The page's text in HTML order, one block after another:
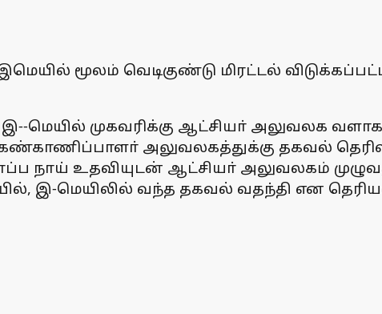
மூலம் வெடிகுண்டு மிரட்டல்
மெயில் முகவரிக்கு ஆட்சியா் அலுவலக
கண்காணிப்பாளா் அலுவலகத்துக்கு தகவல்
நாய் உதவியுடன் ஆட்சியா் அலுவலகம்
இ-மெயிலில் வந்த தகவல் வதந்தி என